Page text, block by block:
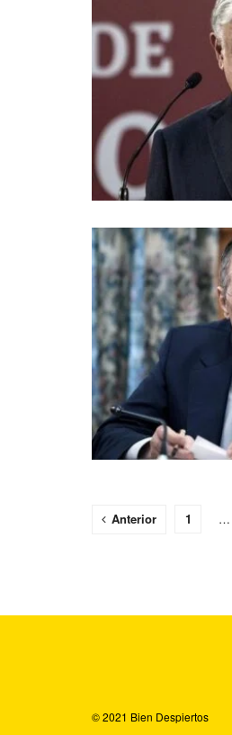
Anterior 1 …
© 2021 Bien Despiertos